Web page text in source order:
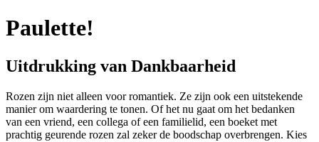
Paulette!
Uitdrukking van Dankbaarheid
Rozen zijn niet alleen voor romantiek. Ze zijn ook een uitstekende
manier om waardering te tonen. Of het nu gaat om het bedanken
van een vriend, een collega of een familielid, een boeket met
prachtig geurende rozen zal zeker de boodschap overbrengen. Kies